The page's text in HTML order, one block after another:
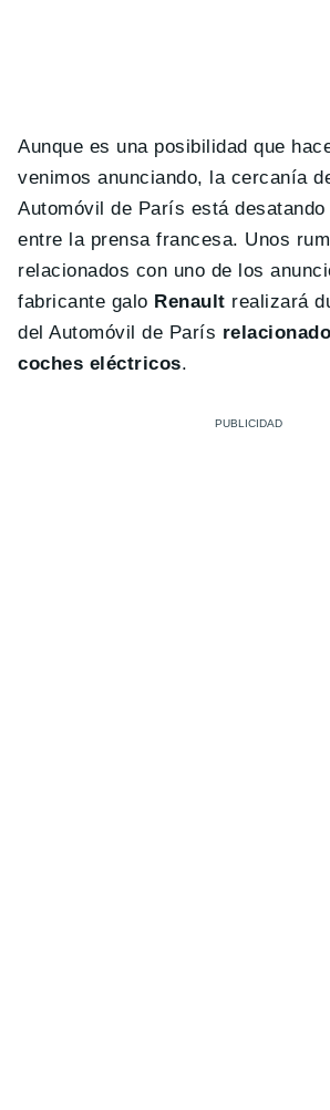
Aunque es una posibilidad que
venimos anunciando, la cercanía
Automóvil de París está
entre la prensa francesa. Unos
relacionados con uno de los
fabricante galo Renault realizará
del Automóvil de París
coches eléctricos.